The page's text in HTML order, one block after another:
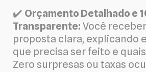
✔️ Orçamento Detalhado e
Transparente: Você
proposta clara, explicando
que precisa ser feito e
Zero surpresas ou taxas